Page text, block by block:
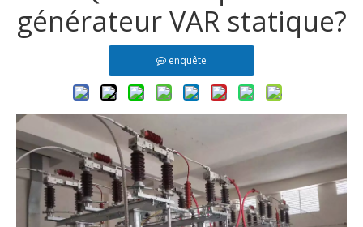
générateur VAR statique?
enquête